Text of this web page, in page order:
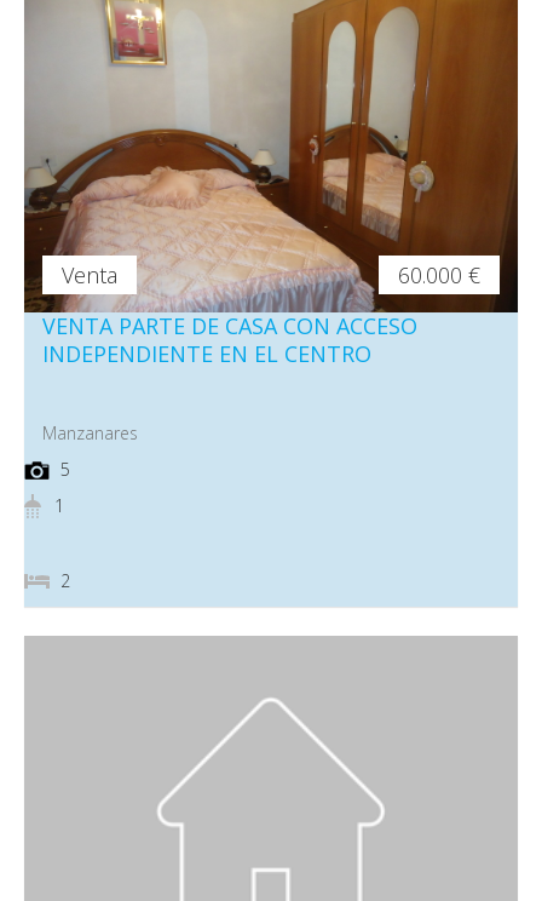
Venta
60.000 €
VENTA PARTE DE CASA CON ACCESO
INDEPENDIENTE EN EL CENTRO
Manzanares
5
1
2